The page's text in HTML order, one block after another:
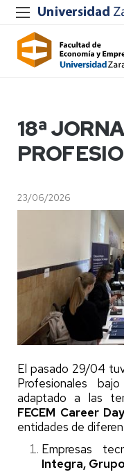
18ª
23/06/2026
El pasado 29/04
Profesionales
adaptado a las
FECEM Career
entidades de
Empresas
Integra,